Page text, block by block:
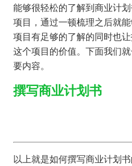
能够很轻松的了解到商业计
项目，通过一顿梳理之后就
项目有足够的了解的同时也
这个项目的价值。下面我们
要内容。
撰写商业计划书
以上就是如何撰写商业计划